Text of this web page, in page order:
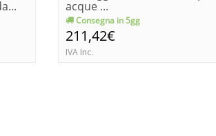
acque ...
Consegna in 5gg
211,42€
IVA Inc.